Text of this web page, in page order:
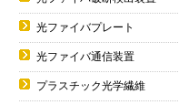
光ファイバプレート
光ファイバ通信装置
プラスチック光学繊維